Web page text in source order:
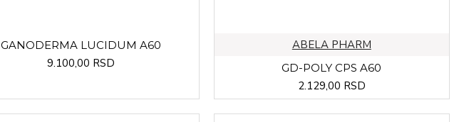
GANODERMA LUCIDUM A60
9.100,00 RSD
ABELA PHARM
GD-POLY CPS A60
2.129,00 RSD